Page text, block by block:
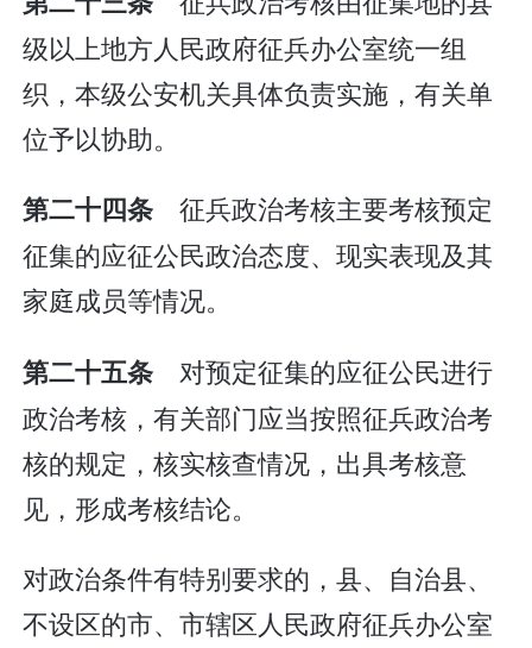
级以上地方人民政府征兵办公室统一组
织，本级公安机关具体负责实施，有关单
位予以协助。
第二十四条 征兵政治考核主要考核预定
征集的应征公民政治态度、现实表现及其
家庭成员等情况。
第二十五条 对预定征集的应征公民进行
政治考核，有关部门应当按照征兵政治考
核的规定，核实核查情况，出具考核意
见，形成考核结论。
对政治条件有特别要求的，县、自治县、
不设区的市、市辖区人民政府征兵办公室